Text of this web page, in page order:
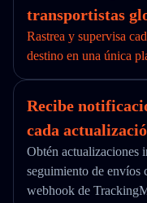
transportistas
Rastrea y supervisa
destino en una única
Recibe
cada
Obtén actualizaciones
seguimiento de envíos
webhook de